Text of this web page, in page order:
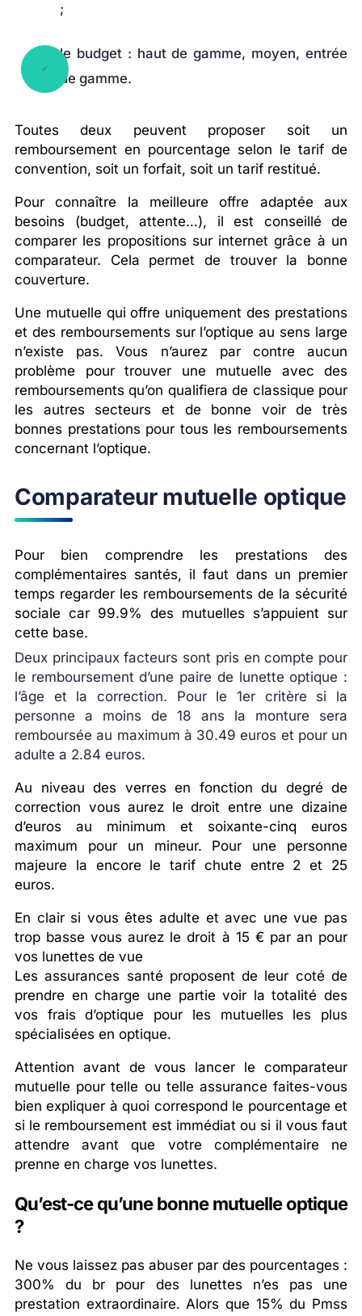
;
le budget : haut de gamme, moyen, entrée
de gamme.
Toutes deux peuvent proposer soit un
remboursement en pourcentage selon le tarif de
convention, soit un forfait, soit un tarif restitué.
Pour connaître la meilleure offre adaptée aux
besoins (budget, attente…), il est conseillé de
comparer les propositions sur internet grâce à un
comparateur. Cela permet de trouver la bonne
couverture.
Une mutuelle qui offre uniquement des prestations
et des remboursements sur l’optique au sens large
n’existe pas. Vous n’aurez par contre aucun
problème pour trouver une mutuelle avec des
remboursements qu’on qualifiera de classique pour
les autres secteurs et de bonne voir de très
bonnes prestations pour tous les remboursements
concernant l’optique.
Comparateur mutuelle optique
Pour bien comprendre les prestations des
complémentaires santés, il faut dans un premier
temps regarder les remboursements de la sécurité
sociale car 99.9% des mutuelles s’appuient sur
cette base.
Deux principaux facteurs sont pris en compte pour
le remboursement d’une paire de lunette optique :
l’âge et la correction. Pour le 1er critère si la
personne a moins de 18 ans la monture sera
remboursée au maximum à 30.49 euros et pour un
adulte a 2.84 euros.
Au niveau des verres en fonction du degré de
correction vous aurez le droit entre une dizaine
d’euros au minimum et soixante-cinq euros
maximum pour un mineur. Pour une personne
majeure la encore le tarif chute entre 2 et 25
euros.
En clair si vous êtes adulte et avec une vue pas
trop basse vous aurez le droit à 15 € par an pour
vos lunettes de vue
Les assurances santé proposent de leur coté de
prendre en charge une partie voir la totalité des
vos frais d’optique pour les mutuelles les plus
spécialisées en optique.
Attention avant de vous lancer le comparateur
mutuelle pour telle ou telle assurance faites-vous
bien expliquer à quoi correspond le pourcentage et
si le remboursement est immédiat ou si il vous faut
attendre avant que votre complémentaire ne
prenne en charge vos lunettes.
Qu’est-ce qu’une bonne mutuelle optique
?
Ne vous laissez pas abuser par des pourcentages :
300% du br pour des lunettes n’es pas une
prestation extraordinaire. Alors que 15% du Pmss